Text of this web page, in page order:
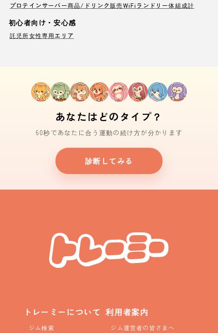
プロテインサーバー商品/ドリンク販売WiFi ランドリー体組成計
初心者向け・安心感
託児所女性専用エリア
あなたはどのタイプ？
60秒であなたに合う運動の続け方が分かります
診断してみる
トレーミーについて
ジム検索
利用者案内
ジム運営者の皆さまへ